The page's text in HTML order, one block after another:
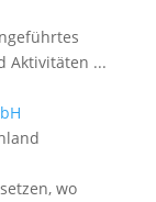
Aktivitäten ...
wo